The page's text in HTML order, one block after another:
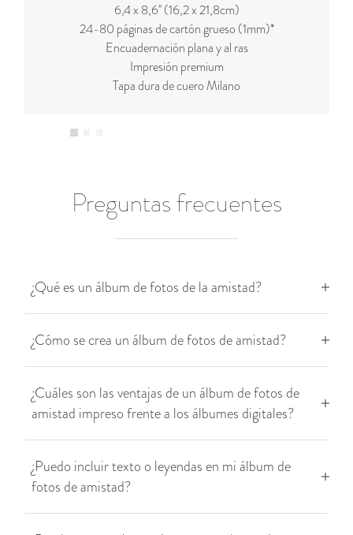
6,4 x 8,6'' (16,2 x 21,8cm)
24-80 páginas de cartón grueso (1mm)*
Encuadernación plana y al ras
Impresión premium
Tapa dura de cuero Milano
Preguntas frecuentes
¿Qué es un álbum de fotos de la amistad?
¿Cómo se crea un álbum de fotos de amistad?
¿Cuáles son las ventajas de un álbum de fotos de
amistad impreso frente a los álbumes digitales?
¿Puedo incluir texto o leyendas en mi álbum de
fotos de amistad?